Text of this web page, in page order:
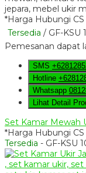
*Harga Hubungi CS
Tersedia / GF-KSU
Pemesanan dapat
SMS
Hotline
Whatsapp
Lihat Detail
Set Kamar Mewah
*Harga Hubungi CS
Tersedia - GF-KSU